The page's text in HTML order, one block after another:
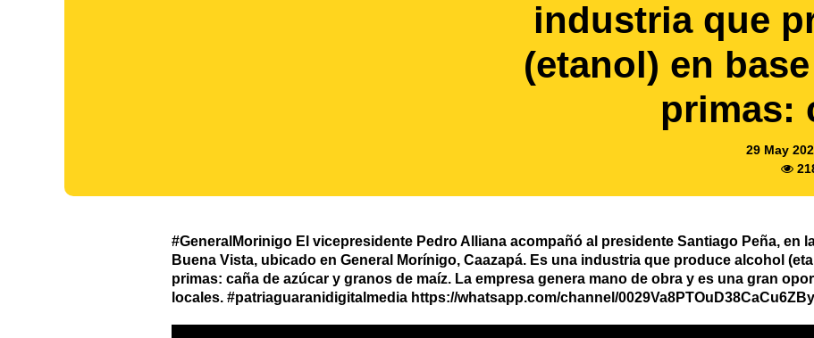
industria que
(etanol) en
primas:
29 May
#GeneralMorinigo El vicepresidente Pedro Alliana acompañó al presidente Santiago Peña, en
Buena Vista, ubicado en General Morínigo, Caazapá. Es una industria que produce alcohol
primas: caña de azúcar y granos de maíz. La empresa genera mano de obra y es una gran
locales. #patriaguaranidigitalmedia https://whatsapp.com/channel/